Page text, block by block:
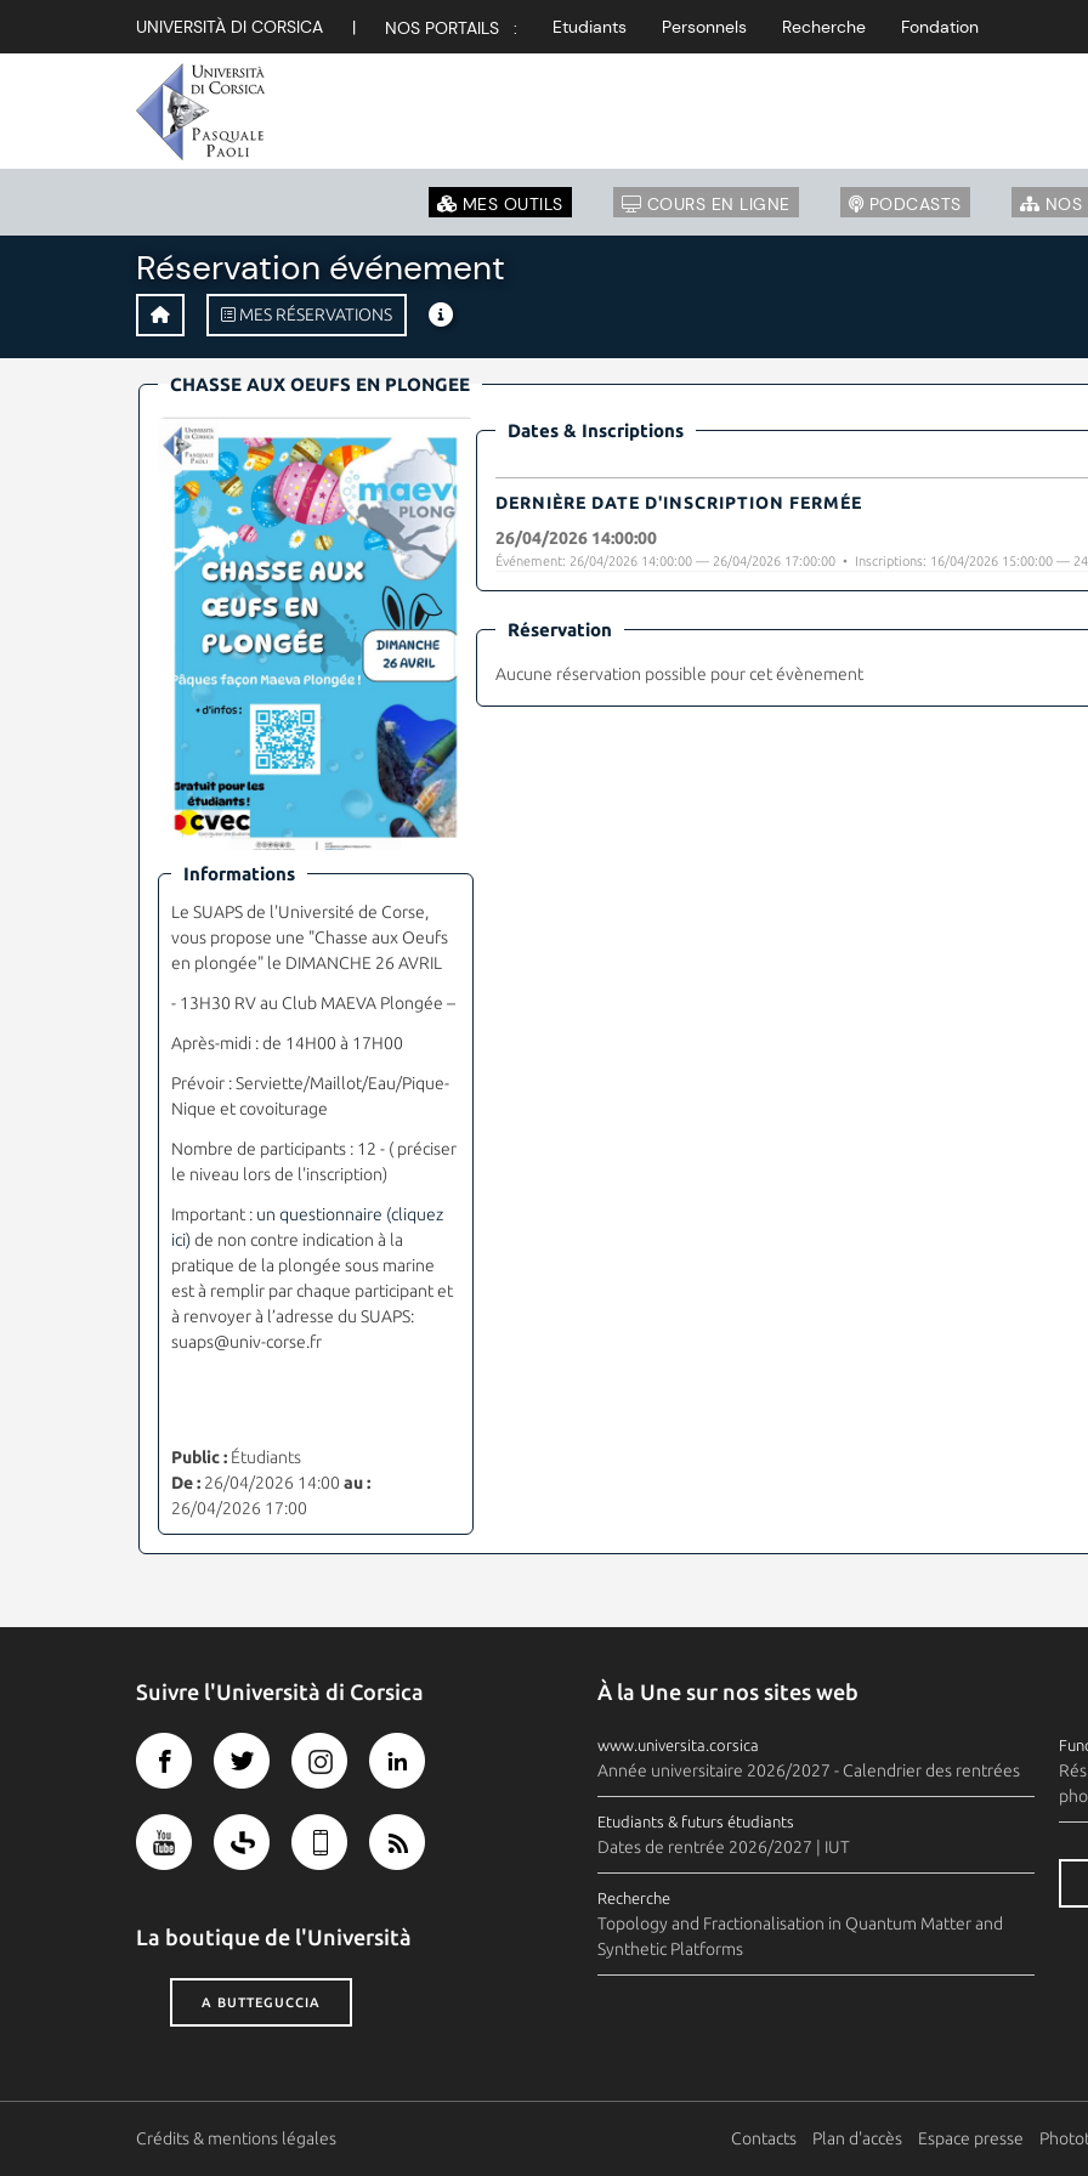
UNIVERSITÀ DI CORSICA | NOS PORTAILS : Etudiants Personnels Recherche Fondation
MES OUTILS COURS EN LIGNE PODCASTS NOS
Réservation événement
MES RÉSERVATIONS
CHASSE AUX OEUFS EN PLONGEE
Informations
Le SUAPS de l'Université de Corse,
vous propose une "Chasse aux Oeufs
en plongée" le DIMANCHE 26 AVRIL
- 13H30 RV au Club MAEVA Plongée –
Après-midi : de 14H00 à 17H00
Prévoir : Serviette/Maillot/Eau/Pique-
Nique et covoiturage
Nombre de participants : 12 - ( préciser
le niveau lors de l'inscription)
Important : un questionnaire (cliquez
ici)de non contre indication à la
pratique de la plongée sous marine
est à remplir par chaque participant et
à renvoyer à l’adresse du SUAPS:
suaps@univ-corse.fr
Public : Étudiants
De : 26/04/2026 14:00 au :
26/04/2026 17:00
Dates & Inscriptions
DERNIÈRE DATE D'INSCRIPTION FERMÉE
26/04/2026 14:00:00
Événement: 26/04/2026 14:00:00 — 26/04/2026 17:00:00 • Inscriptions: 16/04/2026 15:00:00 —
Réservation
Aucune réservation possible pour cet évènement
Suivre l'Università di Corsica
La boutique de l'Università
A BUTTEGUCCIA
À la Une sur nos sites web
www.universita.corsica
Année universitaire 2026/2027 - Calendrier des rentrées
Etudiants & futurs étudiants
Dates de rentrée 2026/2027 | IUT
Recherche
Topology and Fractionalisation in Quantum Matter and
Synthetic Platforms
Crédits & mentions légales Contacts Plan d'accès Espace presse